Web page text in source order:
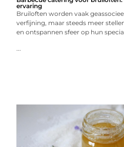
ervaring
Bruiloften worden vaak
verfijning, maar steeds meer
en ontspannen sfeer op hun
...